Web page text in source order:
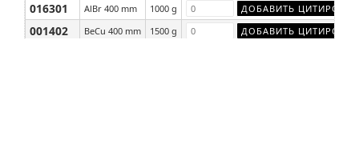
016301 AlBr 400 mm 1000 g
001402 BeCu 400 mm 1500 g